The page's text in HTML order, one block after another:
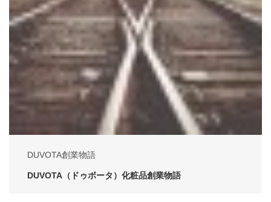
DUVOTA創業物語
DUVOTA（ドゥボータ）化粧品創業物語